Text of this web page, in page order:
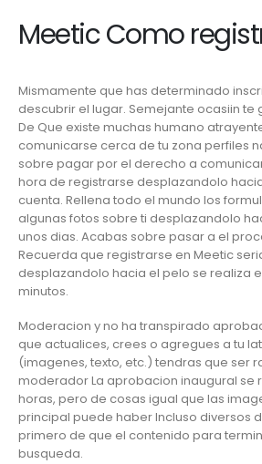
Meetic Como
Mismamente que has determinado
descubrir el lugar. Semejante ocasiin te
De Que existe muchas humano atrayente
comunicarse cerca de tu zona perfiles
sobre pagar por el derecho a
hora de registrarse desplazandolo
cuenta. Rellena todo el mundo los
algunas fotos sobre ti desplazandolo
unos dias. Acabas sobre pasar a el
Recuerda que registrarse en Meetic
desplazandolo hacia el pelo se realiza
minutos.
Moderacion y no ha transpirado
que actualices, crees o agregues a tu
(imagenes, texto, etc.) tendras que ser
moderador La aprobacion inaugural se
horas, pero de cosas igual que las
principal puede haber Incluso diversos
primero de que el contenido para
busqueda.